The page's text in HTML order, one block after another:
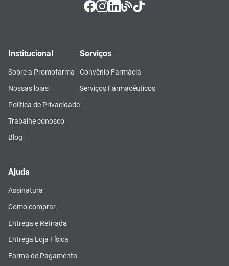
Institucional
Sobre a Promofarma
Nossas lojas
Política de Privacidade
Trabalhe conosco
Blog
Serviços
Convênio Farmácia
Serviços Farmacêuticos
Ajuda
Assinatura
Como comprar
Entrega e Retirada
Entrega Loja Física
Forma de Pagamento